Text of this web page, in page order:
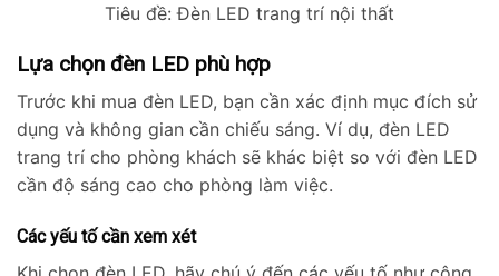
Tiêu đề: Đèn LED trang trí nội thất
Lựa chọn đèn LED phù hợp
Trước khi mua đèn LED, bạn cần xác định mục đích sử
dụng và không gian cần chiếu sáng. Ví dụ, đèn LED
trang trí cho phòng khách sẽ khác biệt so với đèn LED
cần độ sáng cao cho phòng làm việc.
Các yếu tố cần xem xét